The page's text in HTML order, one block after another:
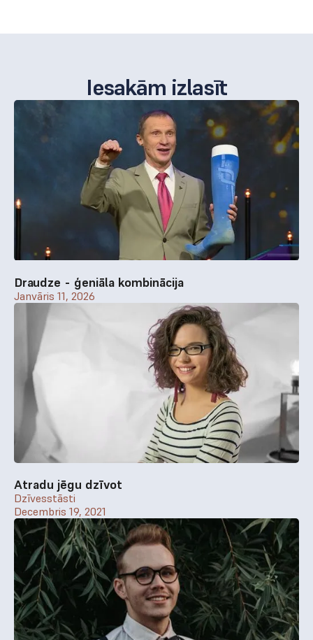
Iesakām izlasīt
Draudze - ģeniāla kombinācija
Janvāris 11, 2026
Atradu jēgu dzīvot
Dzīvesstāsti
Decembris 19, 2021